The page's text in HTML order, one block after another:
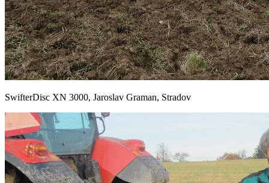
SwifterDisc XN 3000, Jaroslav Graman, Stradov